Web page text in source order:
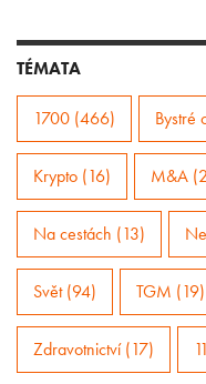
TÉMATA
1700 (466) Bystré
Krypto (16) M&A
Na cestách (13)
Svět (94) TGM (19)
Zdravotnictví (17)